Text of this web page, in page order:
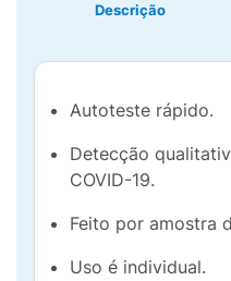
Descrição
Autoteste rápido.
Detecção
COVID-19.
Feito por amostra
Uso é individual.